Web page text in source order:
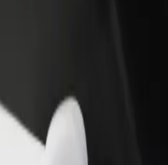
та знайди ідеальний спосіб пересування